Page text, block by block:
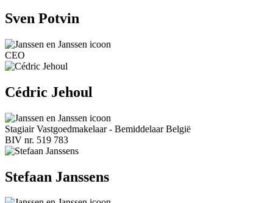
Sven Potvin
CEO
Cédric Jehoul
Stagiair Vastgoedmakelaar - Bemiddelaar België
BIV nr. 519 783
Stefaan Janssens